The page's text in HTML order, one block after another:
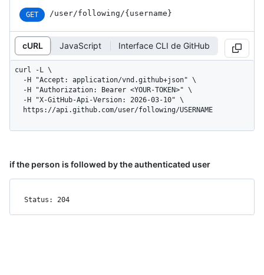
GET /user/following /{username}
cURL JavaScript Interface CLI de GitHub
curl -L \
  https://api.github.com/user/following/USERNAME
if the person is followed by the authenticated user
Status: 204